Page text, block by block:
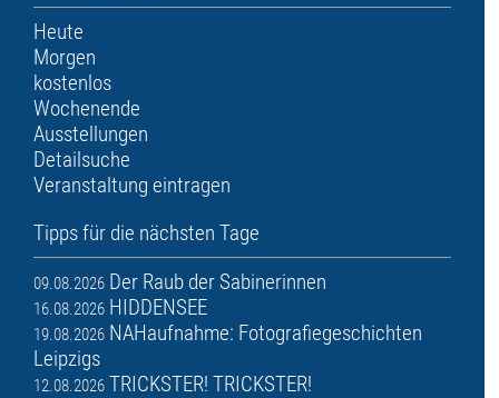
Heute
Morgen
kostenlos
Wochenende
Ausstellungen
Detailsuche
Veranstaltung eintragen
Tipps für die nächsten Tage
09.08.2026 Der Raub der Sabinerinnen
16.08.2026 HIDDENSEE
19.08.2026 NAHaufnahme: Fotografiegeschichten
Leipzigs
12.08.2026 TRICKSTER! TRICKSTER!